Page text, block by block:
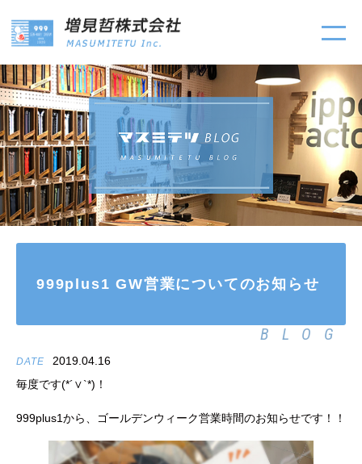
999plus1 GW営業についてのお知らせ
BLOG
DATE
2019.04.16
毎度です(*´∨`*)！
999plus1から、ゴールデンウィーク営業時間のお知らせです！！